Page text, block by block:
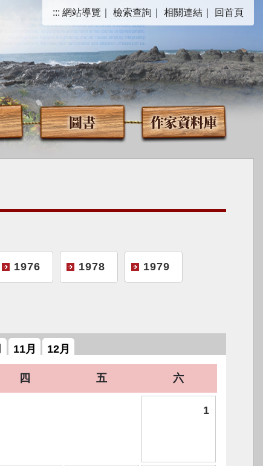
::: 網站導覽 檢索查詢 相關連結 回首頁
圖書 作家資料庫
1976 1978 1979
11月 12月
四 五 六
1